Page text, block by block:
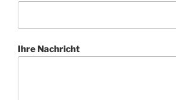
Ihre Nachricht